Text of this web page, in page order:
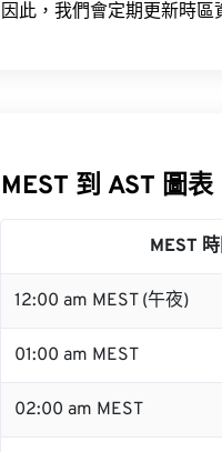
因此，我們會定期更新時區
MEST 到 AST 圖表
MEST
12:00 am MEST (午夜)
01:00 am MEST
02:00 am MEST